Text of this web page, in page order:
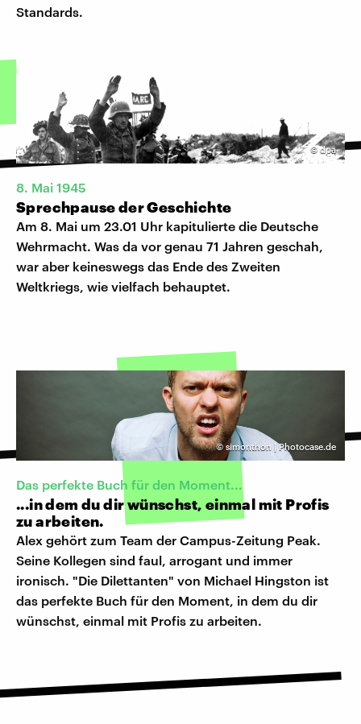
Standards.
©dpa
8. Mai 1945
Sprechpause der Geschichte
Am 8. Mai um 23.01 Uhr kapitulierte die Deutsche
Wehrmacht. Was da vor genau 71 Jahren geschah,
war aber keineswegs das Ende des Zweiten
Weltkriegs, wie vielfach behauptet.
© simonthon | Photocase.de
Das perfekte Buch für den Moment...
...in dem du dir wünschst, einmal mit Profis
zu arbeiten.
Alex gehört zum Team der Campus-Zeitung Peak.
Seine Kollegen sind faul, arrogant und immer
ironisch. "Die Dilettanten" von Michael Hingston ist
das perfekte Buch für den Moment, in dem du dir
wünschst, einmal mit Profis zu arbeiten.